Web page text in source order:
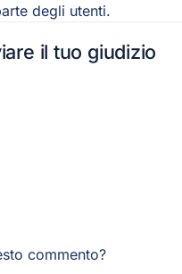
degli utenti.
il tuo giudizio
commento?